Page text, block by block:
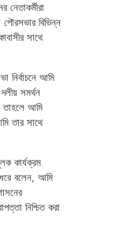
বিভিন্ন
সাথে
নির্বাচনে আমি
সমর্থন
তাহলে আমি
তার সাথে
কার্যক্রম
ধরে বলেন, আমি
নিশ্চিত করা